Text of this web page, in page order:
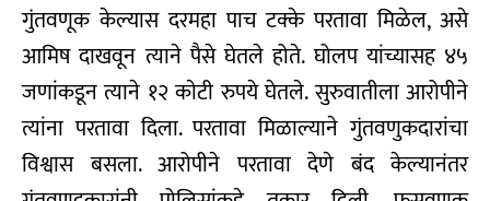
गुंतवणूक केल्यास दरमहा पाच टक्के परतावा मिळेल, असे
आमिष दाखवून त्याने पैसे घेतले होते. घोलप यांच्यासह ४५
जणांकडून त्याने १२ काेटी रुपये घेतले. सुरुवातीला आरोपीने
त्यांना परतावा दिला. परतावा मिळाल्याने गुंतवणुकदारांचा
विश्वास बसला. आरोपीने परतावा देणे बंद केल्यानंतर